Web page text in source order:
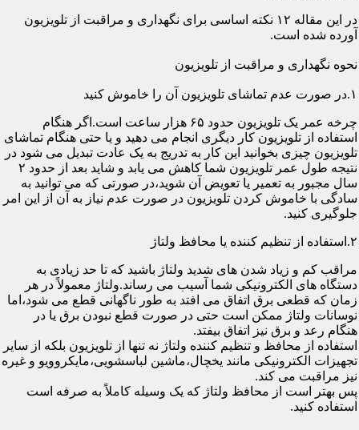
در این مقاله ۱۲ نکته اساسی برای نگهداری و مراقبت از تلویزیون
آورده شده است.
نحوه نگهداری و مراقبت از تلویزیون
۱.در صورت عدم تماشای تلویزیون آن را خاموش کنید
چرخه عمر یک تلویزیون حدود ۶۵ هزار ساعت است.اگر هنگام
استفاده از تلویزیون کار دیگری انجام می دهید و یا حتی هنگام تماشای
تلویزیون چیزی بخوانید این کار به تدریج به یک عادت تبدیل می شود در
نتیجه طول عمر تلویزیون شما کاهش می یابد و شاید بعد از حدود ۲
سال مجبور به تعمیر یا تعویض آن شوید،در صورتی که می توانید به
سادگی با خاموش کردن تلویزیون در صورت عدم نیاز به آن از این امر
جلوگیری کنید.
۲.استفاده از تنظیم کننده یا محافظ ولتاژ
مراقب کم و زیاد شدن های شدید ولتاژ باشید که تا حد زیادی به
دستگاه های الکترونیکی شما آسیب می رساند.ولتاژ معمولاً در هر
زمان که قطعی برق اتفاق می افتد به طور ناگهانی قطع می شود،اما
نوسانات ولتاژ ممکن است حتی در صورت قطع نبودن برق یا در
هنگام رعد و برق نیز اتفاق بیفتد.
استفاده از محافظ و تنظیم کننده ولتاژ نه تنها از تلویزیون بلکه از سایر
تجهیزات الکترونیکی مانند یخچال،ماشین لباسشویی،مایکروویو و غیره
نیز مراقبت می کند.
پس بهتر است از محافظ ولتاژ که یک وسیله کاملاً به صرفه است
استفاده کنید.